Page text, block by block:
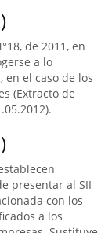
de 2011, en
a lo
en el caso de los
(Extracto de
presentar al SII
con los
a los